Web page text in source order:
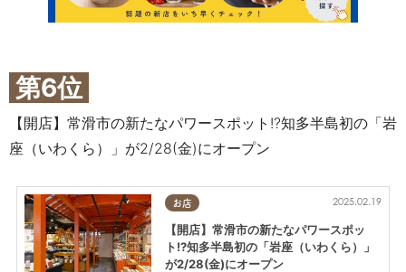
第6位
【開店】常滑市の新たなパワースポット!?知多半島初の「岩
座（いわくら）」が2/28(金)にオープン
お店 2025.02.19
【開店】常滑市の新たなパワースポッ
ト!?知多半島初の「岩座（いわくら）」
が2/28(金)にオープン